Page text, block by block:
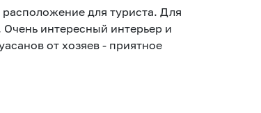
для туриста. Для
интересный интерьер и
от хозяев - приятное